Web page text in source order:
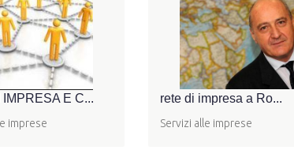
IMPRESA E C...
imprese
rete di impresa a Ro...
Servizi alle imprese